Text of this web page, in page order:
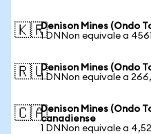
🇰🇷Denison Mines (Ondo
1 DNNon equivale a
🇷🇺Denison Mines (Ondo
1 DNNon equivale a
🇨🇦Denison Mines (Ondo
canadiense
1 DNNon equivale a